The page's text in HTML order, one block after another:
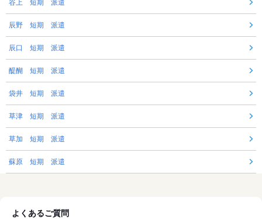
谷上 短期 派遣
辰野 短期 派遣
辰口 短期 派遣
醍醐 短期 派遣
袋井 短期 派遣
草津 短期 派遣
草加 短期 派遣
蘇原 短期 派遣
よくあるご質問